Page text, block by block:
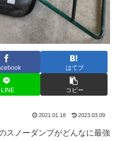
はてブ
LINE コピー
2021.01.18 2023.03.09
スノーダンプがどんなに最強